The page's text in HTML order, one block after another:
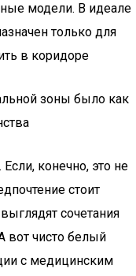
модели. В идеале
только для
в коридоре
зоны было как
конечно, это не
стоит
сочетания
вот чисто белый
с медицинским